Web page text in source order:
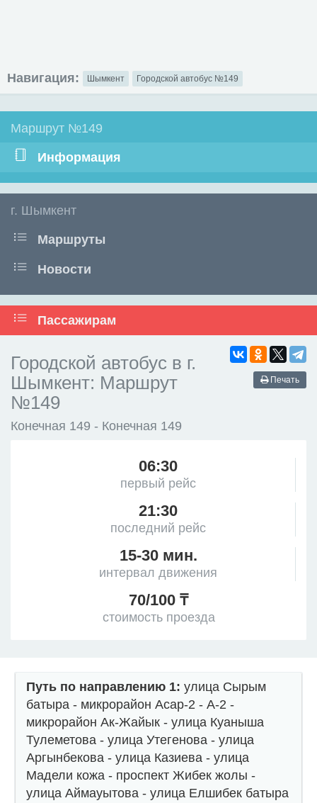
Навигация: Шымкент Городской автобус №149
Маршрут №149
Информация
г. Шымкент
Маршруты
Новости
Пассажирам
Печать
Городской автобус в г.
Шымкент: Маршрут
№149
Конечная 149 - Конечная 149
06:30
первый рейс
21:30
последний рейс
15-30 мин.
интервал движения
70/100 ₸
стоимость проезда
Путь по направлению 1: улица Сырым
батыра - микрорайон Асар-2 - А-2 -
микрорайон Ак-Жайык - улица Куаныша
Тулеметова - улица Утегенова - улица
Аргынбекова - улица Казиева - улица
Мадели кожа - проспект Жибек жолы -
улица Аймауытова - улица Елшибек батыра